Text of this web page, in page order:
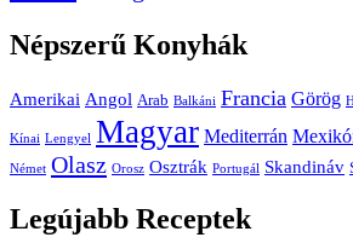
Népszerű Konyhák
Amerikai Angol Arab Balkáni Francia Görög
Kínai Lengyel Magyar Mediterrán
Német Olasz Orosz Osztrák Portugál Skandináv
Legújabb Receptek